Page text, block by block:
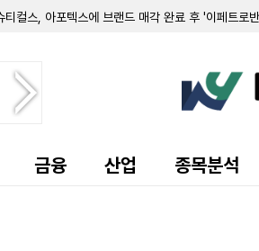
사, 코크리스털 파머 주식 8만 5000주 장내 매수
스, 컬젠 합병 소급 반영해 2분기 순손실 1427만 달
, 2분기 순이익 1770만 달러 기록…가상자산 평가이
글로벌에 보통주 77만 9371주 발행
순손실 3억 9427만 달러 기록…가상자산 평가손
티컬 에어로스페이스 주식 및 전환사채 매각
금융 산업 종목분석